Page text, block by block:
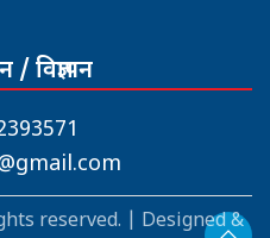
विज्ञापन
reserved. | Designed &